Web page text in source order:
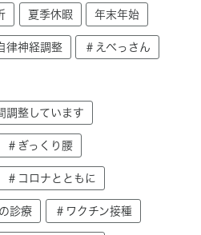
夏季休暇 年末年始
律神経調整 ＃えべっさん
調整しています
＃ぎっくり腰
＃コロナとともに
診療 ＃ワクチン接種